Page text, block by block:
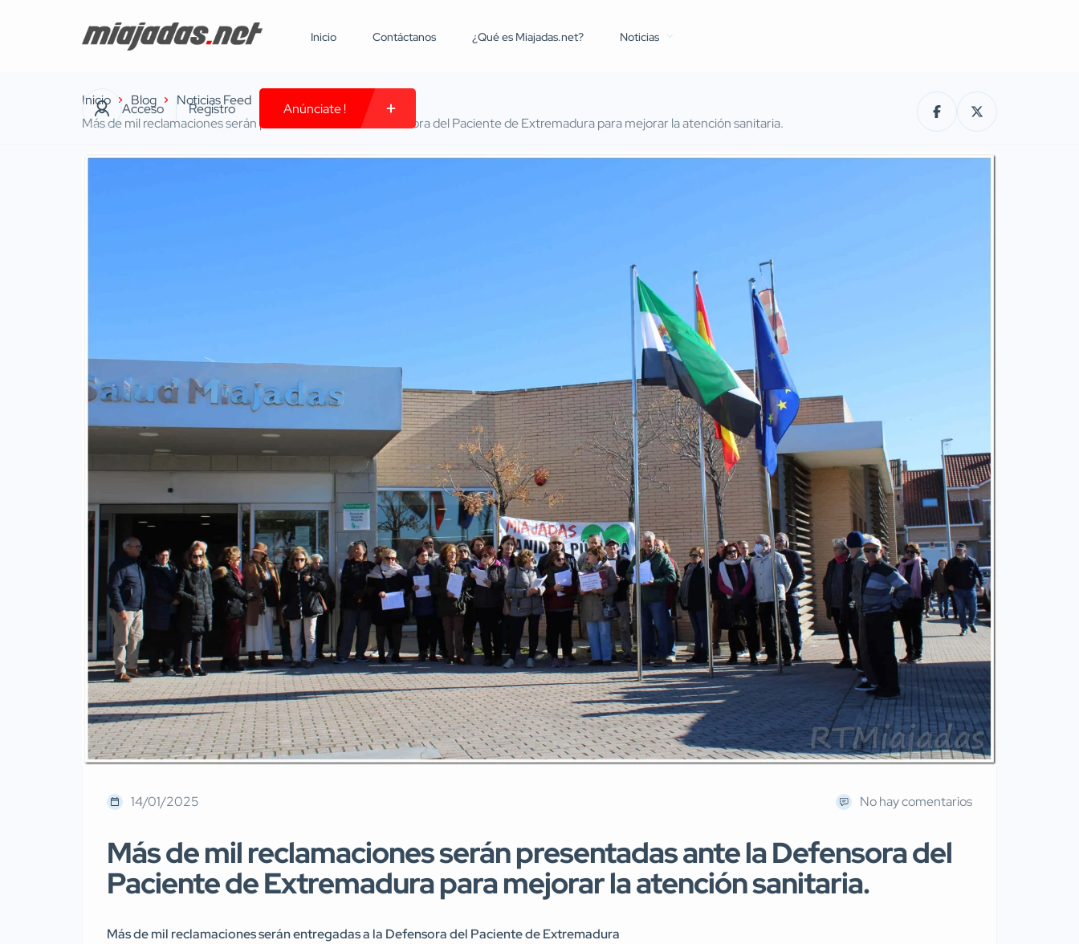
Inicio Contáctanos ¿Qué es Miajadas.net? Noticias
Acceso Registro Anúnciate !
Inicio Blog
Noticias Feed
Más de mil reclamaciones serán presentadas ante la Defensora del Paciente de Extremadura para mejorar la atención sanitaria.
14/01/2025 No hay comentarios
Más de mil reclamaciones serán presentadas ante la Defensora del
Paciente de Extremadura para mejorar la atención sanitaria.
Más de mil reclamaciones serán entregadas a la Defensora del Paciente de Extremadura